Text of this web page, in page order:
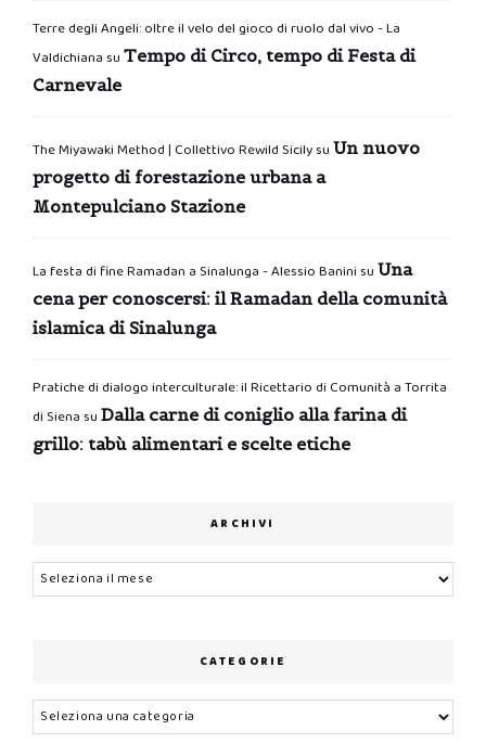
Terre degli Angeli: oltre il velo del gioco di ruolo dal vivo - La
Valdichiana su Tempo di Circo, tempo di Festa di
Carnevale
The Miyawaki Method | Collettivo Rewild Sicilysu Un nuovo
progetto di forestazione urbana a
Montepulciano Stazione
La festa di fine Ramadan a Sinalunga - Alessio Banini su Una
cena per conoscersi: il Ramadan della comunità
islamica di Sinalunga
Pratiche di dialogo interculturale: il Ricettario di Comunità a Torrita
di Siena su Dalla carne di coniglio alla farina di
grillo: tabù alimentari e scelte etiche
ARCHIVI
Archivi
CATEGORIE
Categorie